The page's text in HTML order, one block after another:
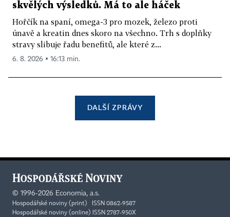
skvělých výsledků. Má to ale háček
Hořčík na spaní, omega-3 pro mozek, železo proti
únavě a kreatin dnes skoro na všechno. Trh s doplňky
stravy slibuje řadu benefitů, ale které z...
6. 8. 2026 ▪ 16:13 min.
DALŠÍ ZPRÁVY
© 1996-2026 Economia, a.s.
Hospodářské noviny (print) ISSN 0862-9587
Hospodářské noviny (online) ISSN 2787-950X